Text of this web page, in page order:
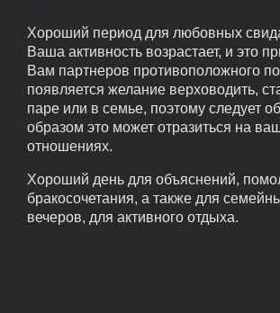
Хороший период для любовных
Ваша активность возрастает, и это
Вам партнеров противоположного
появляется желание верховодить,
паре или в семье, поэтому следует
образом это может отразиться на
отношениях.
Хороший день для объяснений,
бракосочетания, а также для
вечеров, для активного отдыха.